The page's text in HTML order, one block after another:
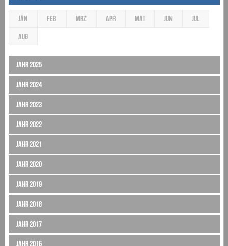
JÄN FEB MRZ APR MAI JUN JUL
AUG
Jahr 2025
Jahr 2024
Jahr 2023
Jahr 2022
Jahr 2021
Jahr 2020
Jahr 2019
Jahr 2018
Jahr 2017
Jahr 2016